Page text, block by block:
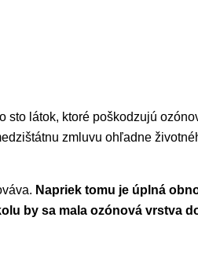
sto látok, ktoré poškodzujú
zmluvu ohľadne
Napriek tomu je úplná
by sa mala ozónová vrstva